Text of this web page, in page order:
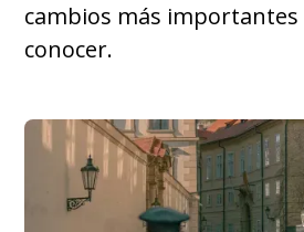
cambios más importantes
conocer.